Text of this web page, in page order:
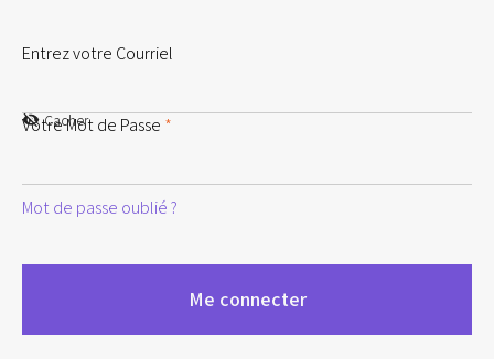
Entrez votre Courriel
Votre Mot de Passe *
Cacher
Mot de passe oublié ?